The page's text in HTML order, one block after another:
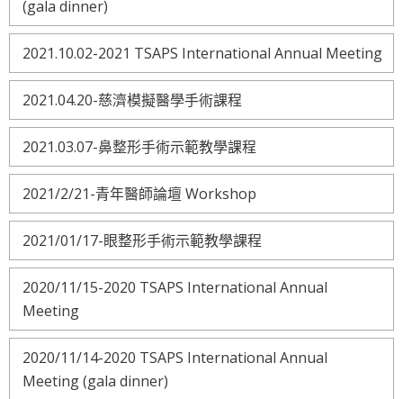
(gala dinner)
2021.10.02-2021 TSAPS International Annual Meeting
2021.04.20-慈濟模擬醫學手術課程
2021.03.07-鼻整形手術示範教學課程
2021/2/21-青年醫師論壇 Workshop
2021/01/17-眼整形手術示範教學課程
2020/11/15-2020 TSAPS International Annual
Meeting
2020/11/14-2020 TSAPS International Annual
Meeting (gala dinner)